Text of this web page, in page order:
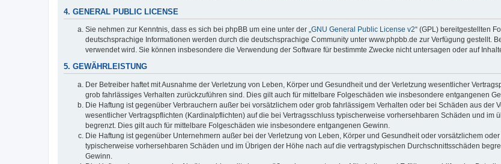
4. GENERAL PUBLIC LICENSE
Sie nehmen zur Kenntnis, dass es sich bei phpBB um eine unter der „GNU General Public License v2“ (GPL) bereitgestellten
deutschsprachige Informationen werden durch die deutschsprachige Community unter www.phpbb.de zur Verfügung gestellt.
verwendet wird. Sie können insbesondere die Verwendung der Software für bestimmte Zwecke nicht untersagen oder auf
5. GEWÄHRLEISTUNG
Der Betreiber haftet mit Ausnahme der Verletzung von Leben, Körper und Gesundheit und der Verletzung wesentlicher
grob fahrlässiges Verhalten zurückzuführen sind. Dies gilt auch für mittelbare Folgeschäden wie insbesondere entgangenen
Die Haftung ist gegenüber Verbrauchern außer bei vorsätzlichem oder grob fahrlässigem Verhalten oder bei Schäden aus der
wesentlicher Vertragspflichten (Kardinalpflichten) auf die bei Vertragsschluss typischerweise vorhersehbaren Schäden und
begrenzt. Dies gilt auch für mittelbare Folgeschäden wie insbesondere entgangenen Gewinn.
Die Haftung ist gegenüber Unternehmern außer bei der Verletzung von Leben, Körper und Gesundheit oder vorsätzlichem
typischerweise vorhersehbaren Schäden und im Übrigen der Höhe nach auf die vertragstypischen Durchschnittsschäden
Gewinn.